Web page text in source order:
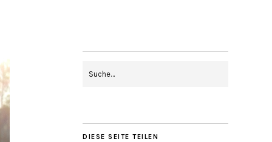
DIESE SEITE TEILEN